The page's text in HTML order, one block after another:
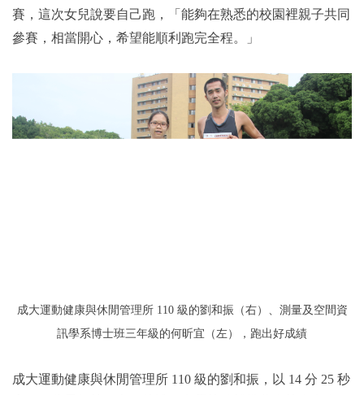
賽，這次女兒說要自己跑，「能夠在熟悉的校園裡親子共同
參賽，相當開心，希望能順利跑完全程。」
成大運動健康與休閒管理所 110 級的劉和振（右）、測量及空間資
訊學系博士班三年級的何昕宜（左），跑出好成績
成大運動健康與休閒管理所 110 級的劉和振，以 14 分 25 秒